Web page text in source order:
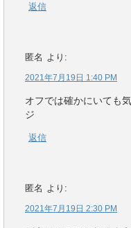
返信
匿名 より:
2021年7月19日 1:40 PM
オフでは確かにいても
ジ
返信
匿名 より:
2021年7月19日 2:30 PM